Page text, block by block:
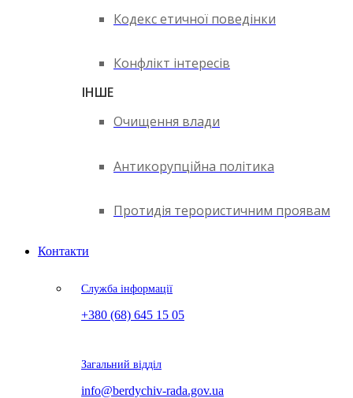
Кодекс етичної поведінки
Конфлікт інтересів
ІНШЕ
Очищення влади
Антикорупційна політика
Протидія терористичним проявам
Контакти
Служба інформації
+380 (68) 645 15 05
Загальний відділ
info@berdychiv-rada.gov.ua